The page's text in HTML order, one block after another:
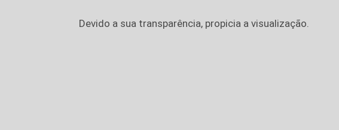
Devido a sua transparência, propicia a visualização.